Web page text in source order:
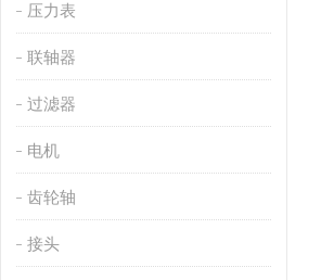
压力表
联轴器
过滤器
电机
齿轮轴
接头